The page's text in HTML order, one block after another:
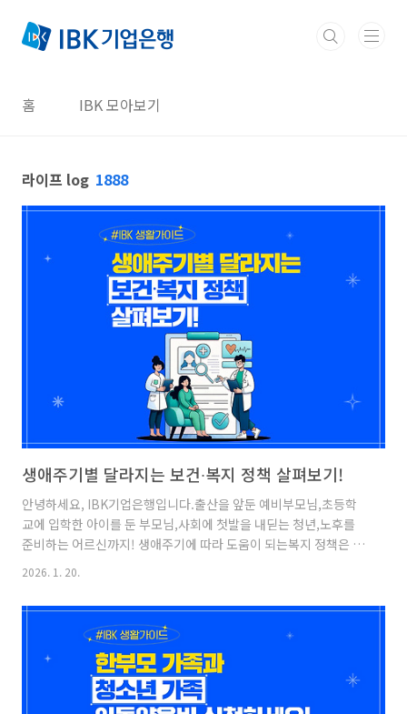
홈 IBK 모아보기
라이프 log 1888
생애주기별 달라지는 보건∙복지 정책 살펴보기!
안녕하세요, IBK기업은행입니다.출산을 앞둔 예비부모님,초등학
교에 입학한 아이를 둔 부모님,사회에 첫발을 내딛는 청년,노후를
준비하는 어르신까지! 생애주기에 따라 도움이 되는복지 정책은 달
먼저 예비부모님 및 부모님을 위한복지 제도를 살펴보겠습니다![필
수 가임력 검사 대상자 확대]더 많은 부부가 미리 가임력을 확인해
원활한 임신 준비를 도모합니다.✓ 대상자 확대: 20만 1천 명 → 35
만 9천 명[난임부부 시술 시 지원결정통지서유효기간 연장]난임부
부 서류 준비 불편이 완화됩니다!✓ 유효기간 연장: 3개월 → 6개월
[국민연금 출산크레딧 확대]첫아이부터 출산크레딧 혜택 기간을 적
2026. 1. 20.